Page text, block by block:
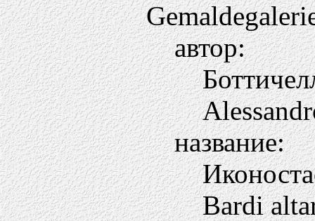
автор:
название:
Bardi